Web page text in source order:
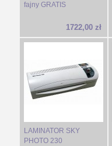
fajny GRATIS
1722,00 zł
LAMINATOR SKY
PHOTO 230